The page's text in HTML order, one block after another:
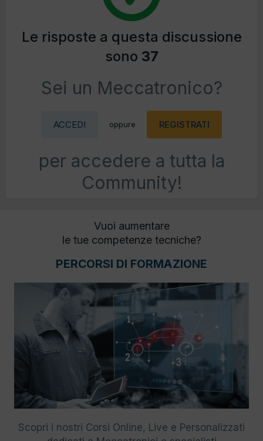
Le risposte a questa discussione
sono 37
Sei un Meccatronico?
ACCEDI oppure REGISTRATI
per accedere a tutta la
Community!
Vuoi aumentare
le tue competenze tecniche?
PERCORSI DI FORMAZIONE
Scopri i nostri Corsi Online, Live e Personalizzati